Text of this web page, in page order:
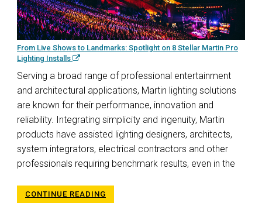
From Live Shows to Landmarks: Spotlight on 8 Stellar Martin Pro
Lighting Installs
Serving a broad range of professional entertainment
and architectural applications, Martin lighting solutions
are known for their performance, innovation and
reliability. Integrating simplicity and ingenuity, Martin
products have assisted lighting designers, architects,
system integrators, electrical contractors and other
professionals requiring benchmark results, even in the
CONTINUE READING